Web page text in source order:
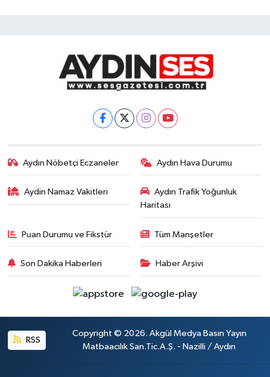
Aydın Nöbetçi Eczaneler Aydın Hava Durumu
Aydin Namaz Vakitleri
Aydın Trafik Yoğunluk
Haritası
Puan Durumu ve Fikstür Tüm Manşetler
Son Dakika Haberleri Haber Arşivi
RSS
Copyright © 2026. Akgül Medya Basın Yayın
Matbaacılık San.Tic.A.Ş. - Nazilli / Aydın